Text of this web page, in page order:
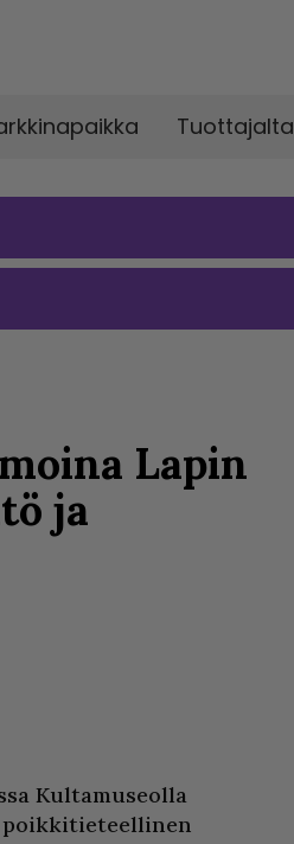
Tuottajalta
Lapin
ja
Kultamuseolla
poikkitieteellinen